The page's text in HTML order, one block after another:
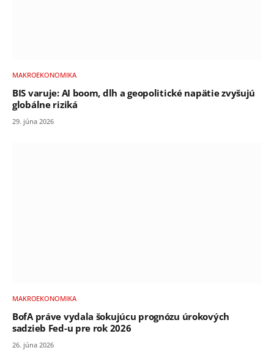
MAKROEKONOMIKA
BIS varuje: AI boom, dlh a geopolitické napätie zvyšujú
globálne riziká
29. júna 2026
MAKROEKONOMIKA
BofA práve vydala šokujúcu prognózu úrokových
sadzieb Fed-u pre rok 2026
26. júna 2026